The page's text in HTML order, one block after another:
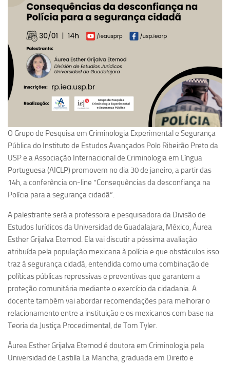
Grupos de Estudo
Carreira Docente de Impacto
Ciência, Arte, Educação e Sociedade: CienArtES
Grupo de Estudos Avançados em Tecnologia e Informação
em Saúde com foco em Populações Vulneráveis
(Confluencia)
Grupos de estudo encerrados
Grupos de Pesquisa
Criminologia Experimental e Segurança Pública
Direito e Tecnologia (Tech Law)
Grupo de Pesquisa GPUBLIC – Centro de Estudos em Gestão
e Políticas Públicas Contemporâneas
Grupos de pesquisa encerrados
Daniel Domingues dos Santos
Programas Ano Sabático Encerrados
Cíntia Rosa Pereira de Lima
Cristina Godoy Bernardo de Oliveira (FDRP)
Evandro Eduardo Seron Ruiz
Fabiana Cristina Severi (FDRP)
Fernando de Lima Caneppele
Maria Paula Costa Bertran
O Grupo de Pesquisa em Criminologia Experimental e Segurança
Pública do Instituto de Estudos Avançados Polo Ribeirão Preto da
USP e a Associação Internacional de Criminologia em Língua
Portuguesa (AICLP) promovem no dia 30 de janeiro, a partir das
14h, a conferência on-line “Consequências da desconfiança na
Polícia para a segurança cidadã”.
A palestrante será a professora e pesquisadora da Divisão de
Estudos Jurídicos da Universidad de Guadalajara, México, Áurea
Esther Grijalva Eternod. Ela vai discutir a péssima avaliação
atribuída pela população mexicana à polícia e que obstáculos isso
traz à segurança cidadã, entendida como uma combinação de
políticas públicas repressivas e preventivas que garantem a
proteção comunitária mediante o exercício da cidadania. A
docente também vai abordar recomendações para melhorar o
relacionamento entre a instituição e os mexicanos com base na
Teoria da Justiça Procedimental, de Tom Tyler.
Áurea Esther Grijalva Eternod é doutora em Criminologia pela
Universidad de Castilla La Mancha, graduada em Direito e